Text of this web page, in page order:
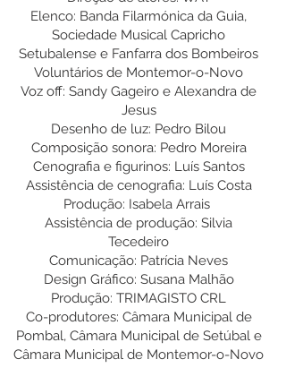
Elenco: Banda Filarmónica da Guia,
Sociedade Musical Capricho
Setubalense e Fanfarra dos Bombeiros
Voluntários de Montemor-o-Novo
Voz off: Sandy Gageiro e Alexandra de
Jesus
Desenho de luz: Pedro Bilou
Composição sonora: Pedro Moreira
Cenografia e figurinos: Luís Santos
Assistência de cenografia: Luís Costa
Produção: Isabela Arrais
Assistência de produção: Silvia
Tecedeiro
Comunicação: Patrícia Neves
Design Gráfico: Susana Malhão
Produção: TRIMAGISTO CRL
Co-produtores: Câmara Municipal de
Pombal, Câmara Municipal de Setúbal e
Câmara Municipal de Montemor-o-Novo